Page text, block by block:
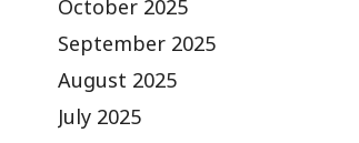
October 2025
September 2025
August 2025
July 2025